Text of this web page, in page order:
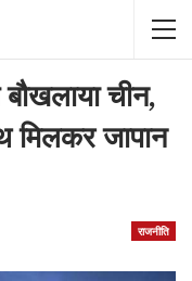
चीन,
मिलकर जापान
राजनीति